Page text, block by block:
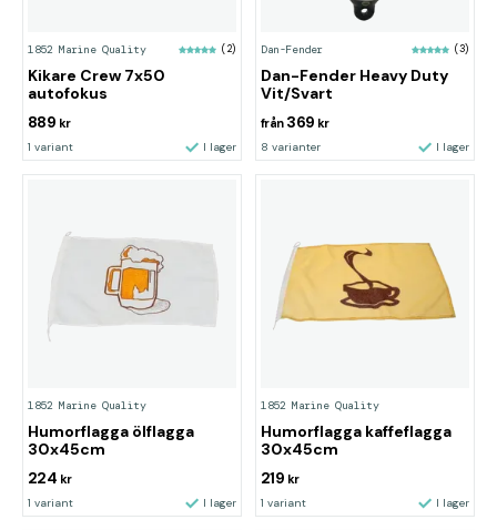
1852 Marine Quality (2)
Kikare Crew 7x50
autofokus
889 kr
1 variant I lager
Dan-Fender (3)
Dan-Fender Heavy Duty
Vit/Svart
från 369 kr
8 varianter I lager
1852 Marine Quality
Humorflagga ölflagga
30x45cm
224 kr
1 variant I lager
1852 Marine Quality
Humorflagga kaffeflagga
30x45cm
219 kr
1 variant I lager